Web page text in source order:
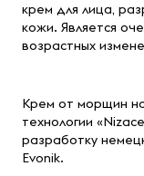
крем для лица,
кожи. Является
возрастных
Крем от морщин
технологии
разработку
Evonik.